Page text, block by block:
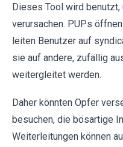
Dieses Tool wird
verursachen. PUPs
leiten Benutzer auf
sie auf andere, zufällig
weitergleitet werden.
Daher könnten Opfer
besuchen, die bösartige
Weiterleitungen können